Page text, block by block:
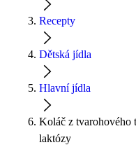
Recepty
Dětská jídla
Hlavní jídla
Koláč z tvarohového
laktózy